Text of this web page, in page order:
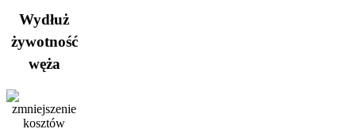
Wydłuż
żywotność
węża